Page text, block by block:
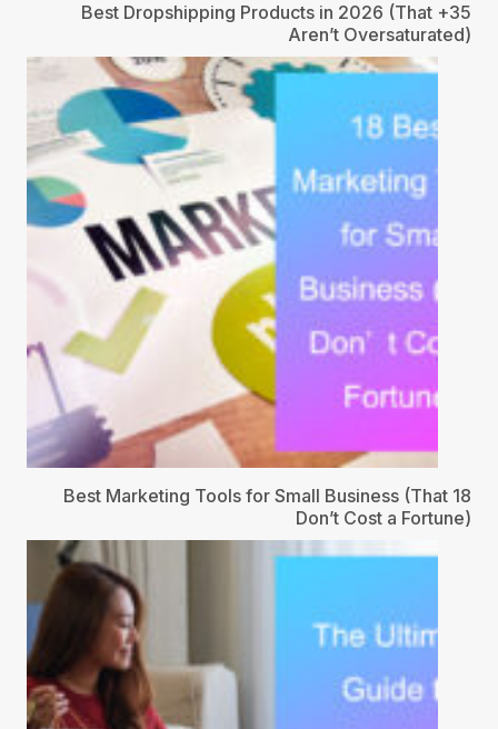
35+ Best Dropshipping Products in 2026 (That
Aren’t Oversaturated)
18 Best Marketing Tools for Small Business (That
Don’t Cost a Fortune)